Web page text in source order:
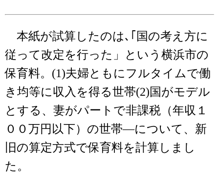
本紙が試算したのは､｢国の考え方に
従って改定を行った」という横浜市の
保育料。(1)夫婦ともにフルタイムで働
き均等に収入を得る世帯(2)国がモデル
とする、妻がパートで非課税（年収１
００万円以下）の世帯―について、新
旧の算定方式で保育料を計算しまし
た。